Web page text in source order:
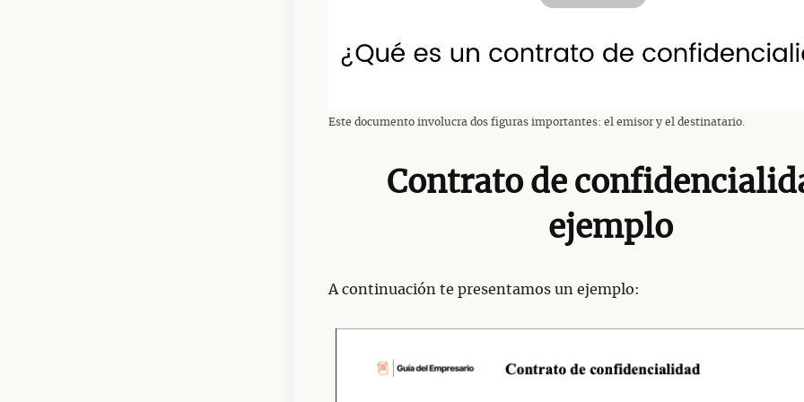
Este documento involucra dos figuras importantes: el emisor y el destinatario.
Contrato de
ejemplo
A continuación te presentamos un ejemplo: